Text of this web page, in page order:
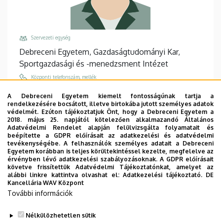
Szervezeti egység
Debreceni Egyetem, Gazdaságtudományi Kar,
Sportgazdasági és -menedzsment Intézet
Központi telefonszám, mellék
Email
denesferenc@outlook.com
Cím
4032 Debrecen Böszörményi út 138
Épület, emelet, ajtó
Teknős-Sportgazdasági-Menedzsment és
Teniszközpont, 2. emelet, 202
Website
A Debreceni Egyetem kiemelt fontosságúnak tartja a
rendelkezésére bocsátott, illetve birtokába jutott személyes adatok
védelmét. Ezúton tájékoztatjuk Önt, hogy a Debreceni Egyetem a
2018. május 25. napjától kötelezően alkalmazandó Általános
Adatvédelmi Rendelet alapján felülvizsgálta folyamatait és
beépítette a GDPR előírásait az adatkezelési és adatvédelmi
tevékenységébe. A felhasználók személyes adatait a Debreceni
Egyetem korábban is teljes körültekintéssel kezelte, megfelelve az
érvényben lévő adatkezelési szabályozásoknak. A GDPR előírásait
követve frissítettük Adatvédelmi Tájékoztatónkat, amelyet az
alábbi linkre kattintva olvashat el:Adatkezelési tájékoztató. DE
Kancellária WAV Központ
További információk
Nélkülözhetetlen sütik